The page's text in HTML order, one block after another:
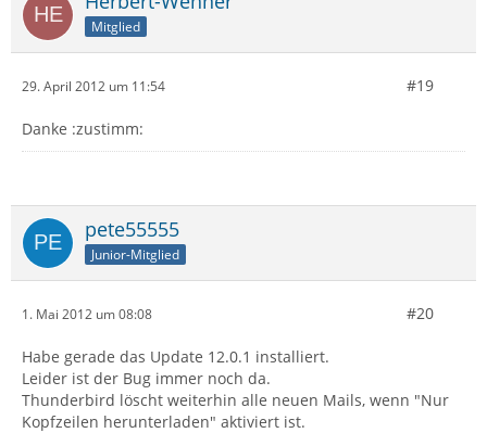
Mitglied
29. April 2012 um 11:54 #19
Danke :zustimm:
pete55555
Junior-Mitglied
1. Mai 2012 um 08:08 #20
Habe gerade das Update 12.0.1 installiert.
Leider ist der Bug immer noch da.
Thunderbird löscht weiterhin alle neuen Mails, wenn "Nur
Kopfzeilen herunterladen" aktiviert ist.